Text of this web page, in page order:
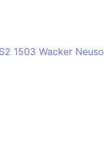
1503 Wacker